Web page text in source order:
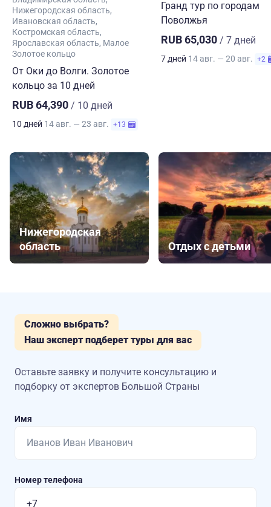
Нижегородская область
Ивановская область
Костромская область
Ярославская область Малое
Золотое кольцо
От Оки до Волги. Золотое
кольцо за 10 дней
RUB 64,390 / 10 дней
10 дней 14 авг. — 23 авг. +13
Гранд тур по городам
Поволжья
RUB 65,030 / 7 дней
7 дней 14 авг. — 20 авг. +2
Нижегородская
область
Отдых с детьми
Сложно выбрать?
Наш эксперт подберет туры для вас
Оставьте заявку и получите консультацию и
подборку от экспертов Большой Страны
Имя
Номер телефона